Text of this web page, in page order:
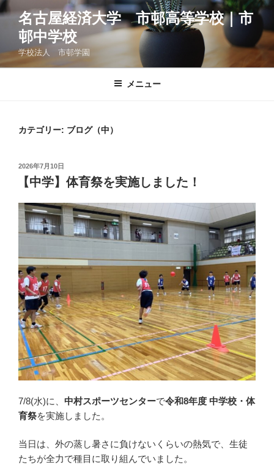
コ
ン
ツ
名古屋経済大学 市邨高等学校｜市
邨中学校
学校法人 市邨学園
メニュー
カテゴリー: ブログ（中）
投
日:
2026年7月10日
【中学】体育祭を実施しました！
7/8(水)に、 中村スポーツセンターで令和8年度 中学校・体
育祭を実施しました。
当日は、外の蒸し暑さに負けないくらいの熱気で、生徒
たちが全力で種目に取り組んでいました。